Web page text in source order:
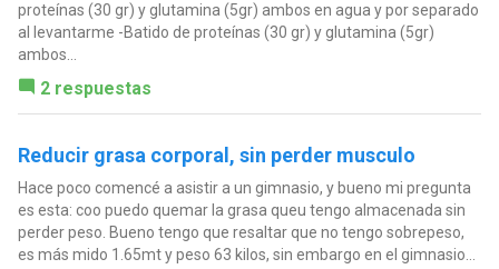
proteínas (30 gr) y glutamina (5gr) ambos en agua y por separado
al levantarme -Batido de proteínas (30 gr) y glutamina (5gr)
ambos...
2 respuestas
Reducir grasa corporal, sin perder musculo
Hace poco comencé a asistir a un gimnasio, y bueno mi pregunta
es esta: coo puedo quemar la grasa queu tengo almacenada sin
perder peso. Bueno tengo que resaltar que no tengo sobrepeso,
es más mido 1.65mt y peso 63 kilos, sin embargo en el gimnasio...